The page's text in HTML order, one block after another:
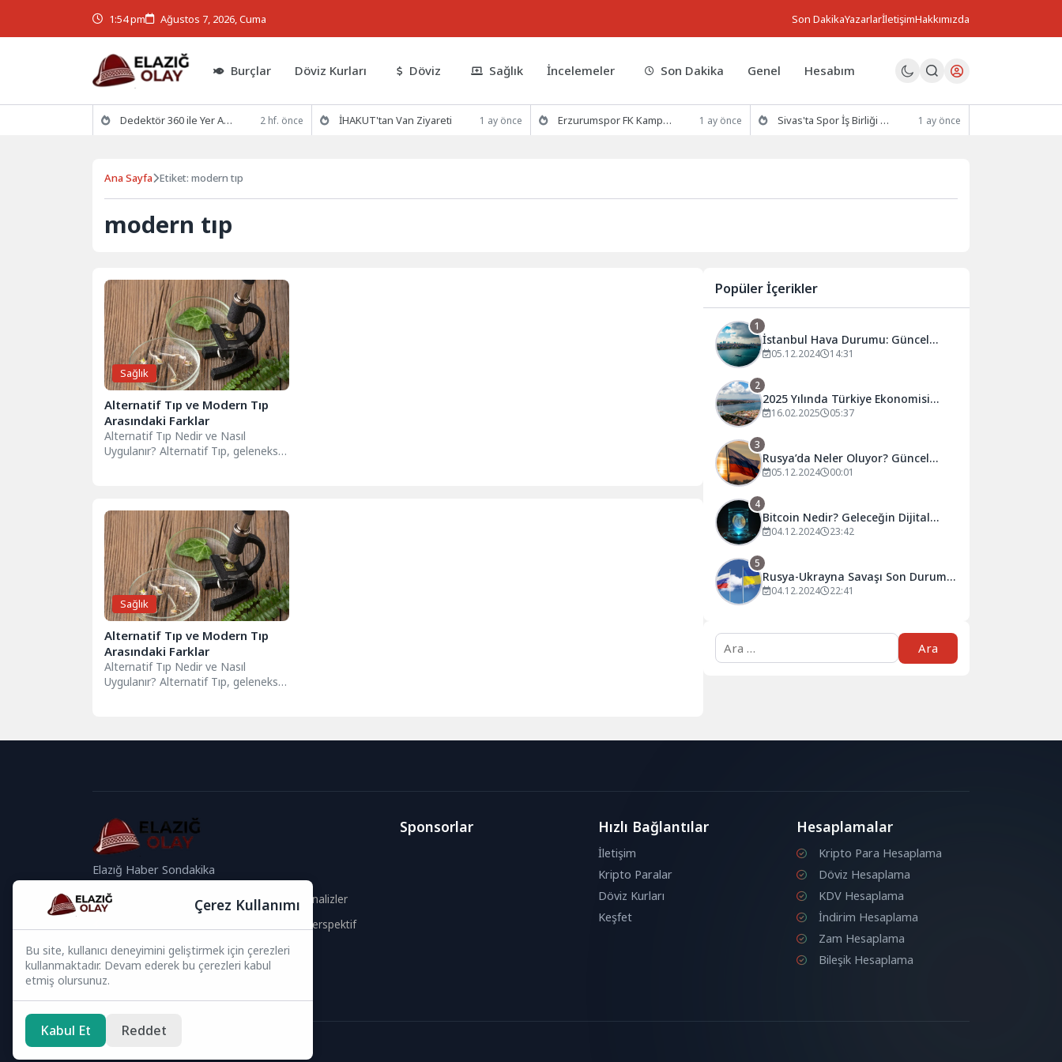
1:54 pm Ağustos 7, 2026, Cuma Son DakikaYazarlarİletişimHakkımızda
Burçlar Döviz Kurları Döviz Sağlık İncelemeler Son Dakika Genel Hesabım
Dedektör 360 ile Yer Altının Gizemlerini Keşfedin 2 hf. önce İHAKUT'tan Van Ziyareti 1 ay önce Erzurumspor FK Kamp Hazırlıklarına Devam Ediyor 1 ay önce Sivas'ta Spor İş Birliği Protokolü İmzalandı 1 ay önce
Ana Sayfa Etiket: modern tıp
modern tıp
Sağlık
Alternatif Tıp ve Modern Tıp
Arasındaki Farklar
Alternatif Tıp Nedir ve Nasıl
Uygulanır? Alternatif Tıp, geleneksel
Sağlık
Alternatif Tıp ve Modern Tıp
Arasındaki Farklar
Alternatif Tıp Nedir ve Nasıl
Uygulanır? Alternatif Tıp, geleneksel
Popüler İçerikler
1
İstanbul Hava Durumu: Güncel
Tahminler ve Öneriler
05.12.2024 14:31
2
2025 Yılında Türkiye Ekonomisi
Nasıl Şekillenecek?
16.02.2025 05:37
3
Rusya’da Neler Oluyor? Güncel
Gelişmeler ve Analizler
05.12.2024 00:01
4
Bitcoin Nedir? Geleceğin Dijital
Para Birimi Hakkında Bilmeniz
04.12.2024 23:42
5
Rusya-Ukrayna Savaşı Son Durum:
Güncel Gelişmeler ve Analizler
04.12.2024 22:41
Elazığ Haber Sondakika
Güncel Analizler
Global Perspektif
Bizi Takip Edin
Sponsorlar Hızlı Bağlantılar
İletişim
Kripto Paralar
Döviz Kurları
Keşfet
Hesaplamalar
Kripto Para Hesaplama
Döviz Hesaplama
KDV Hesaplama
İndirim Hesaplama
Zam Hesaplama
Bileşik Hesaplama
Çerez Kullanımı
Bu site, kullanıcı deneyimini geliştirmek için çerezleri
kullanmaktadır. Devam ederek bu çerezleri kabul
etmiş olursunuz.
Kabul Et Reddet